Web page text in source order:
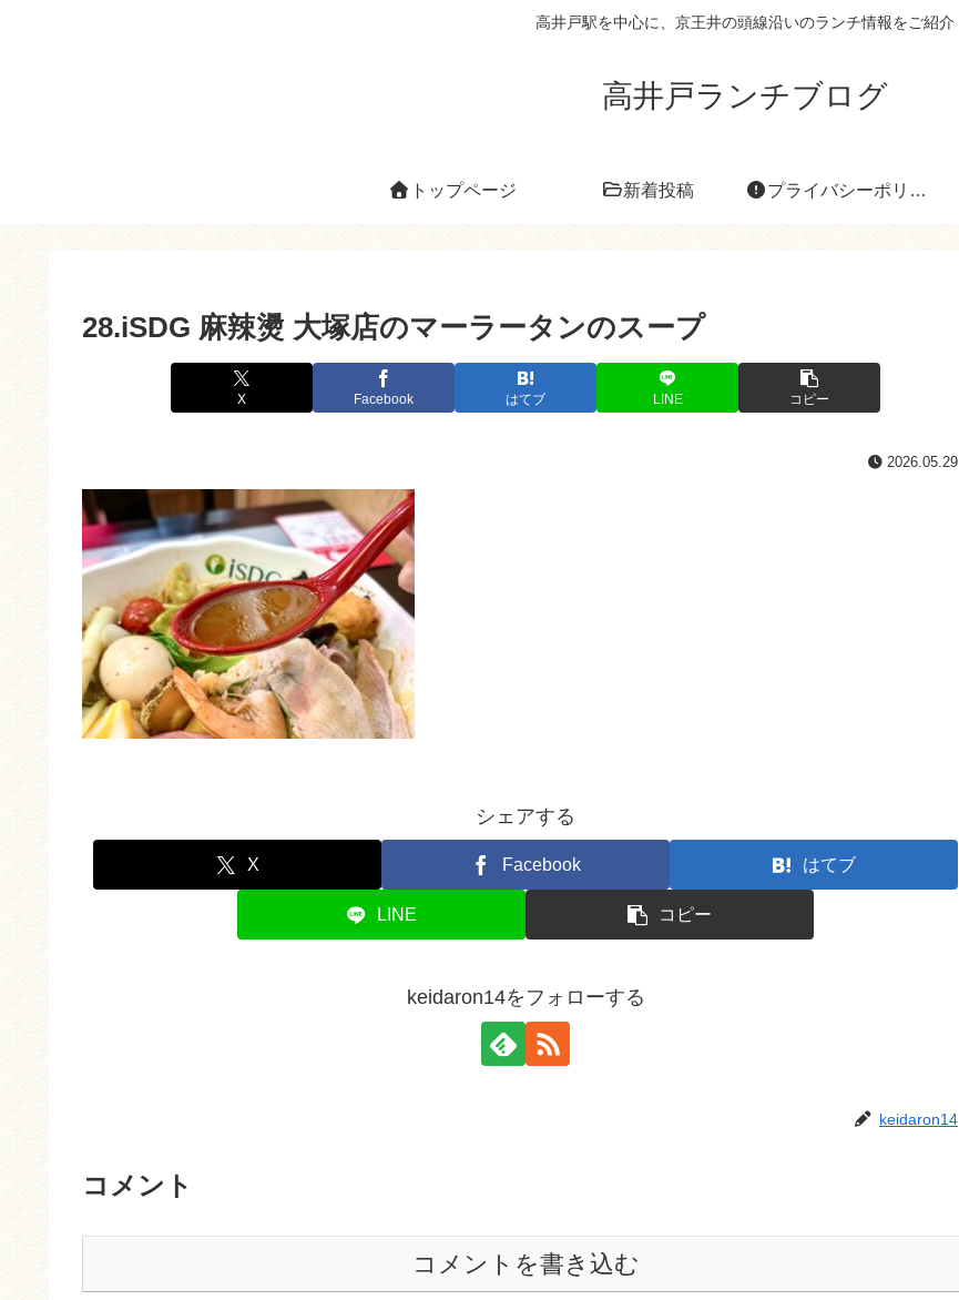
高井戸駅を中心に、京王井の頭線沿いのランチ情報をご紹介
高井戸ランチブログ
トップページ 新着投稿 プライバシーポリシー
28.iSDG 麻辣燙 大塚店のマーラータンのスープ
X Facebook はてブ LINE コピー
2026.05.29
シェアする
X Facebook はてブ
LINE コピー
keidaron14をフォローする
keidaron14
コメント
コメントを書き込む